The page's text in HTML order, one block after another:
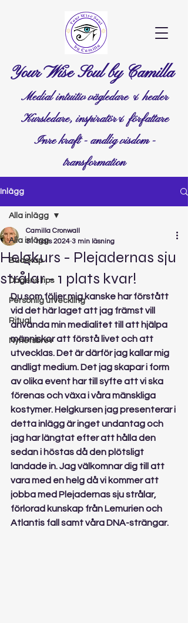
Your Wise Soul by Camilla
Medial intuitiv vägledare & healer
Kursledare, inspiratör& författare
Inre kraft - andlig visdom -
transformation
Inlägg
Alla inlägg
Budskap
Dagens tips
Personlig utveckling
Ritual
Nyhetsbrev
Alla inlägg
Helgkurs - Plejadernas sju
strålar - 1 plats kvar!
Camilla Cronwall
31 mars 2024 3 min läsning
Du som följer mig kanske har förstått
vid det här laget att jag främst vill
använda min medialitet till att hjälpa
människor att förstå livet och att
utvecklas. Det är därför jag kallar mig
andligt medium. Det jag skapar i form
av olika event har till syfte att vi ska
förenas och växa i våra mänskliga
kostymer. Helgkursen jag presenterar i
detta inlägg är inget undantag och
jag har längtat efter att hålla den
sedan i höstas då den plötsligt
landade in. Jag välkomnar dig till att
vara med en helg då vi kommer att
jobba med Plejadernas sju strålar,
förlorad kunskap från Lemurien och
Atlantis fall samt våra DNA-strängar.